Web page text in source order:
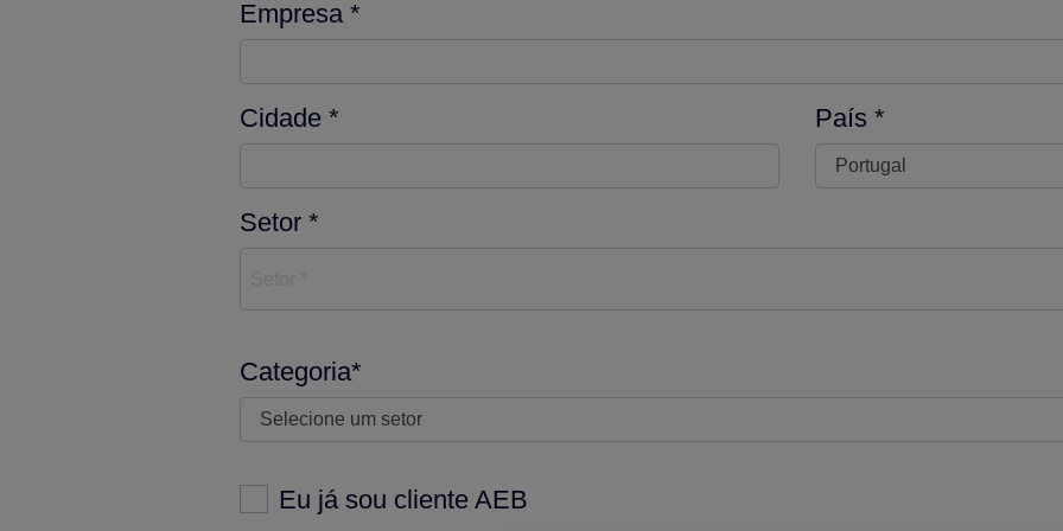
Empresa *
Cidade * País *
Setor *
Categoria*
Eu já sou cliente AEB